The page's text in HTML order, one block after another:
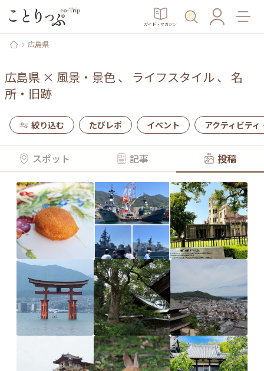
ガイド・マガジン
広島県
広島県 × 風景・景色、 ライフスタイル、 名
所・旧跡
絞り込む たびレポ イベント アクティビティ
スポット 記事 投稿